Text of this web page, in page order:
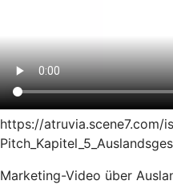
https://atruvia.scene7.com/
Marketing-Video über